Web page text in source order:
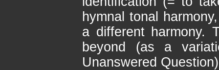
hymnal tonal
a different harmony.
beyond (as a
Unanswered